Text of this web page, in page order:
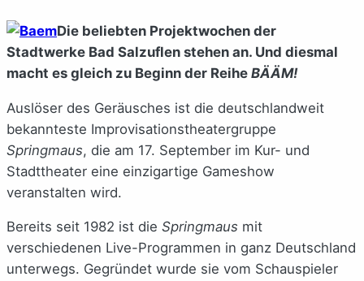
Die beliebten Projektwochen der
Stadtwerke Bad Salzuflen stehen an. Und diesmal
macht es gleich zu Beginn der Reihe BÄÄM!
Auslöser des Geräusches ist die deutschlandweit
bekannteste Improvisationstheatergruppe
Springmaus, die am 17. September im Kur- und
Stadttheater eine einzigartige Gameshow
veranstalten wird.
Bereits seit 1982 ist die Springmaus mit
verschiedenen Live-Programmen in ganz Deutschland
unterwegs. Gegründet wurde sie vom Schauspieler